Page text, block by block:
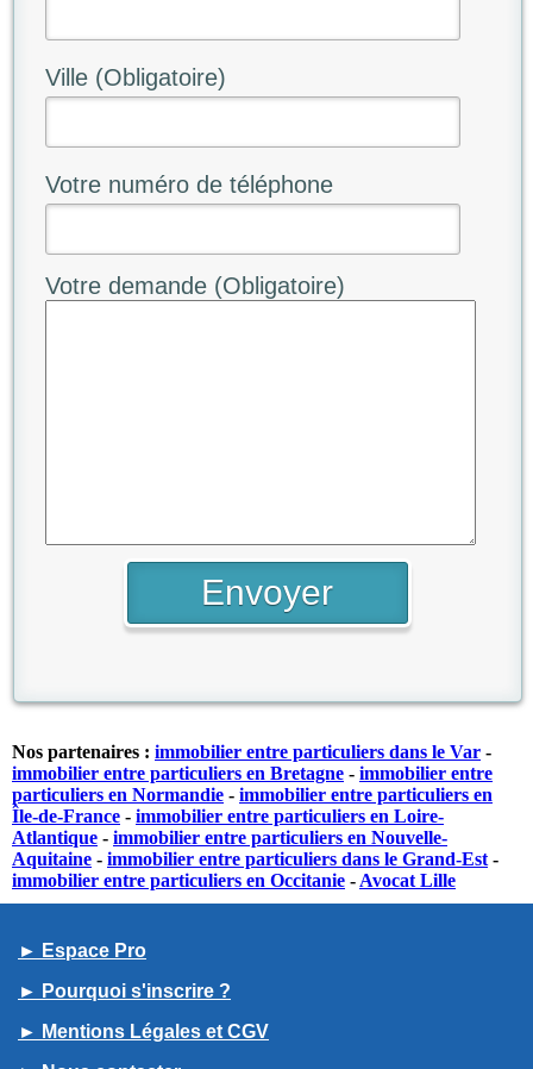
Ville (Obligatoire)
Votre numéro de téléphone
Votre demande (Obligatoire)
Nos partenaires : immobilier entre particuliers dans le Var -
immobilier entre particuliers en Bretagne - immobilier entre
particuliers en Normandie - immobilier entre particuliers en
Île-de-France - immobilier entre particuliers en Loire-
Atlantique - immobilier entre particuliers en Nouvelle-
Aquitaine - immobilier entre particuliers dans le Grand-Est -
immobilier entre particuliers en Occitanie - Avocat Lille
► Espace Pro
► Pourquoi s'inscrire ?
► Mentions Légales et CGV